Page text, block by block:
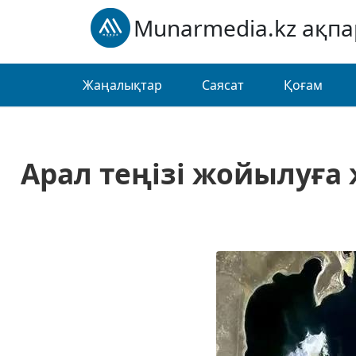
Munarmedia.kz
Жаңалықтар Саясат Қоғам
Арал теңізі